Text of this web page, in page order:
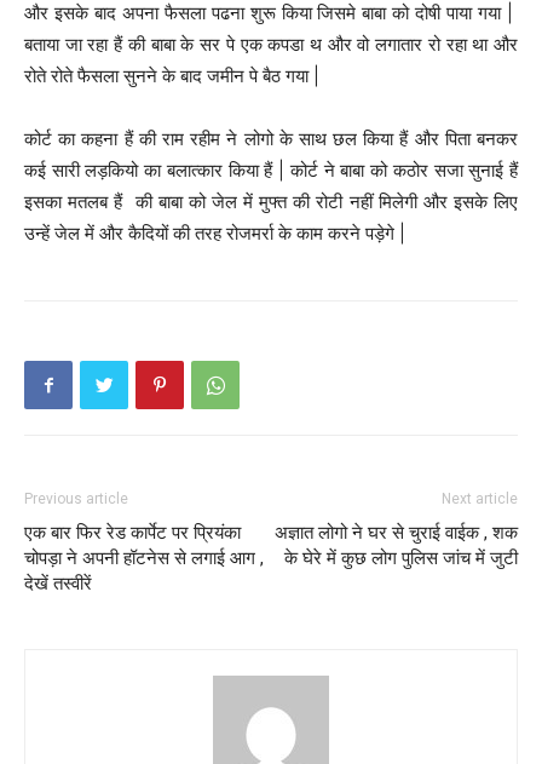
और इसके बाद अपना फैसला पढना शुरू किया जिसमे बाबा को दोषी पाया गया |
बताया जा रहा हैं की बाबा के सर पे एक कपडा थ और वो लगातार रो रहा था और
रोते रोते फैसला सुनने के बाद जमीन पे बैठ गया |
कोर्ट का कहना हैं की राम रहीम ने लोगो के साथ छल किया हैं और पिता बनकर
कई सारी लड़कियो का बलात्कार किया हैं | कोर्ट ने बाबा को कठोर सजा सुनाई हैं
इसका मतलब हैं की बाबा को जेल में मुफ्त की रोटी नहीं मिलेगी और इसके लिए
उन्हें जेल में और कैदियों की तरह रोजमर्रा के काम करने पड़ेगे |
Previous article
एक बार फिर रेड कार्पेट पर प्रियंका
चोपड़ा ने अपनी हॉटनेस से लगाई आग ,
देखें तस्वीरें
Next article
अज्ञात लोगो ने घर से चुराई वाईक , शक
के घेरे में कुछ लोग पुलिस जांच में जुटी